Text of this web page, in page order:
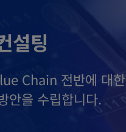
설팅
Chain 전반에 대한
안을 수립합니다.